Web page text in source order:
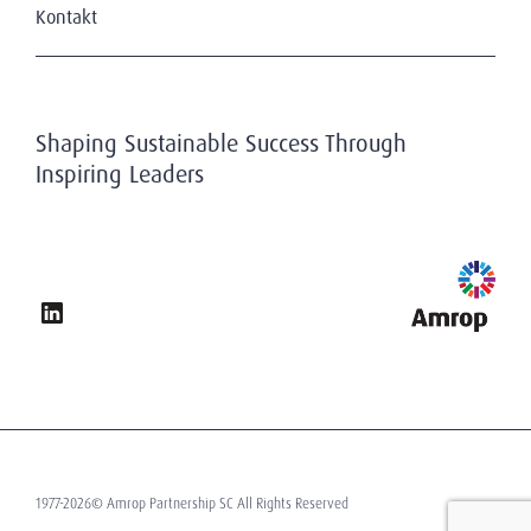
Cookie-Richtlinie
Kontakt
Shaping Sustainable Success Through
Inspiring Leaders
1977-2026© Amrop Partnership SC All Rights Reserved